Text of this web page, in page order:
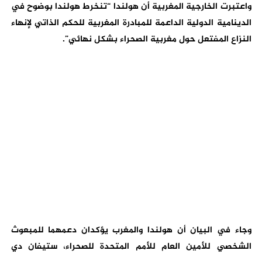
واعتبرت الخارجية المغربية أن هولندا “تنخرط هولندا بوضوح في
الدينامية الدولية الداعمة للمبادرة المغربية للحكم الذاتي لإنهاء
النزاع المفتعل حول مغربية الصحراء بشكل نهائي”.
وجاء في البيان أن هولندا والمغرب يؤكدان دعمهما للمبعوث
الشخصي للأمين العام للأمم المتحدة للصحراء، ستيفان دي